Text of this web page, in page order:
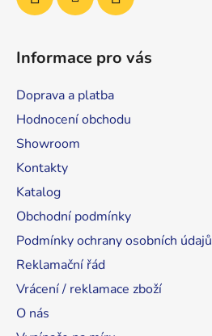
Informace pro vás
Doprava a platba
Hodnocení obchodu
Showroom
Kontakty
Katalog
Obchodní podmínky
Podmínky ochrany osobních údajů
Reklamační řád
Vrácení / reklamace zboží
O nás